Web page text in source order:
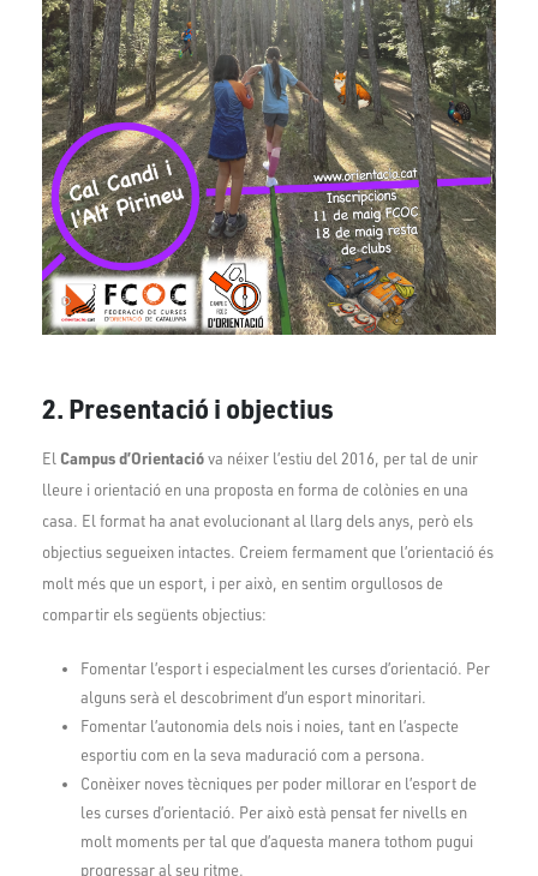
2. Presentació i objectius
El Campus d’Orientacióva néixer l’estiu del 2016, per tal de unir
lleure i orientació en una proposta en forma de colònies en una
casa. El format ha anat evolucionant al llarg dels anys, però els
objectius segueixen intactes. Creiem fermament que l’orientació és
molt més que un esport, i per això, en sentim orgullosos de
compartir els següents objectius:
Fomentar l’esport i especialment les curses d’orientació. Per
alguns serà el descobriment d’un esport minoritari.
Fomentar l’autonomia dels nois i noies, tant en l’aspecte
esportiu com en la seva maduració com a persona.
Conèixer noves tècniques per poder millorar en l’esport de
les curses d’orientació. Per això està pensat fer nivells en
molt moments per tal que d’aquesta manera tothom pugui
progressar al seu ritme.